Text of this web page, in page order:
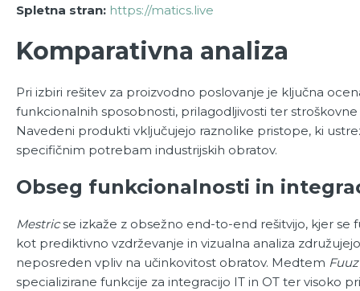
Spletna stran: https://matics.live
Komparativna analiza
Pri izbiri rešitev za proizvodno poslovanje je ključna
funkcionalnih sposobnosti, prilagodljivosti ter
Navedeni produkti vključujejo raznolike pristope, ki
specifičnim potrebam industrijskih obratov.
Obseg funkcionalnosti in
Mestricse izkaže z obsežno end-to-end rešitvijo, kjer se
kot prediktivno vzdrževanje in vizualna analiza
neposreden vpliv na učinkovitost obratov. Medtem Fuuz
specializirane funkcije za integracijo IT in OT ter visoko